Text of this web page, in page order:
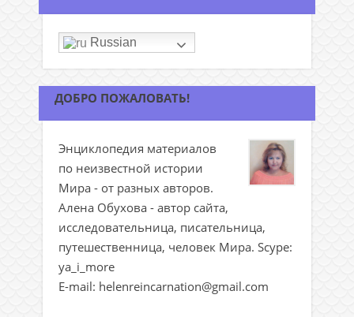
Russian
ДОБРО ПОЖАЛОВАТЬ!
Энциклопедия материалов
по неизвестной истории
Мира - от разных авторов.
Алена Обухова - автор сайта,
исследовательница, писательница,
путешественница, человек Мира. Scype:
ya_i_more
E-mail: helenreincarnation@gmail.com